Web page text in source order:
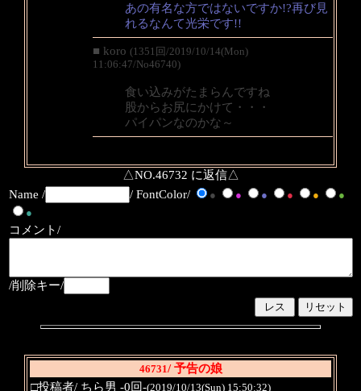
あの有名な方ではないですか!?再び見
れるなんて光栄です!!
■ koro (1351回/2019/10/14(Mon)
11:06:47/No46740)
食い込みがたまらんですね
股からお尻にかけて・・・
パイパンなのかな～
△NO.46732 に返信△
Name /
/ FontColor/ ● ● ● ● ●
●
●
コメント/
/削除キー/
46731/ 予告の娘
□投稿者/ ちら男 -0回-(2019/10/13(Sun) 15:50:32)